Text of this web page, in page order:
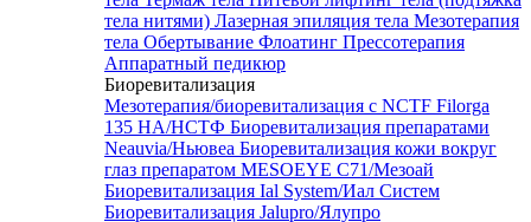
тела нитями) Лазерная эпиляция тела Мезотерапия
тела Обертывание Флоатинг Прессотерапия
Аппаратный педикюр
Биоревитализация
Мезотерапия/биоревитализация с NCTF Filorga
135 HA/НСТФ Биоревитализация препаратами
Neauvia/Ньювеа Биоревитализация кожи вокруг
глаз препаратом MESOEYE C71/Мезоай
Биоревитализация Ial System/Иал Систем
Биоревитализация Jalupro/Ялупро